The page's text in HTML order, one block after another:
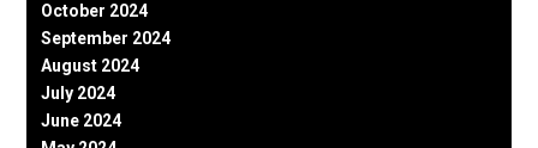
October 2024
September 2024
August 2024
July 2024
June 2024